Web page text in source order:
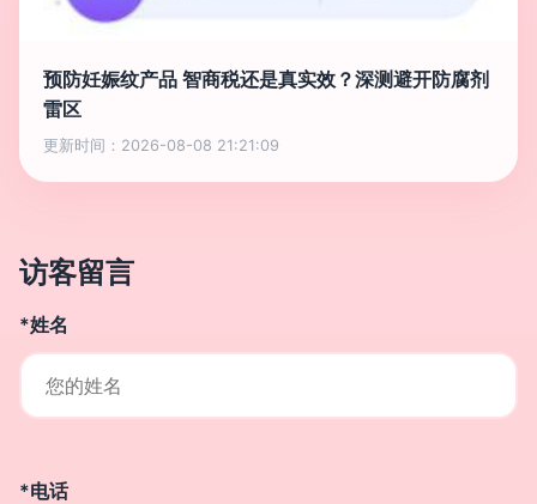
预防妊娠纹产品 智商税还是真实效？深测避开防腐剂
雷区
更新时间：2026-08-08 21:21:09
访客留言
*姓名
*电话